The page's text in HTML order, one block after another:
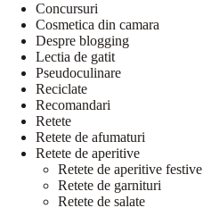
Concursuri
Cosmetica din camara
Despre blogging
Lectia de gatit
Pseudoculinare
Reciclate
Recomandari
Retete
Retete de afumaturi
Retete de aperitive
Retete de aperitive festive
Retete de garnituri
Retete de salate